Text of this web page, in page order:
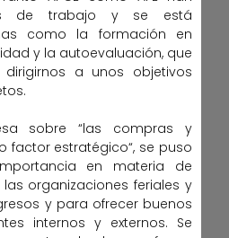
de trabajo y se está
como la formación en
y la autoevaluación, que
a unos objetivos
sobre “las compras y
factor estratégico“, se puso
en materia de
organizaciones feriales y
y para ofrecer buenos
internos y externos. Se